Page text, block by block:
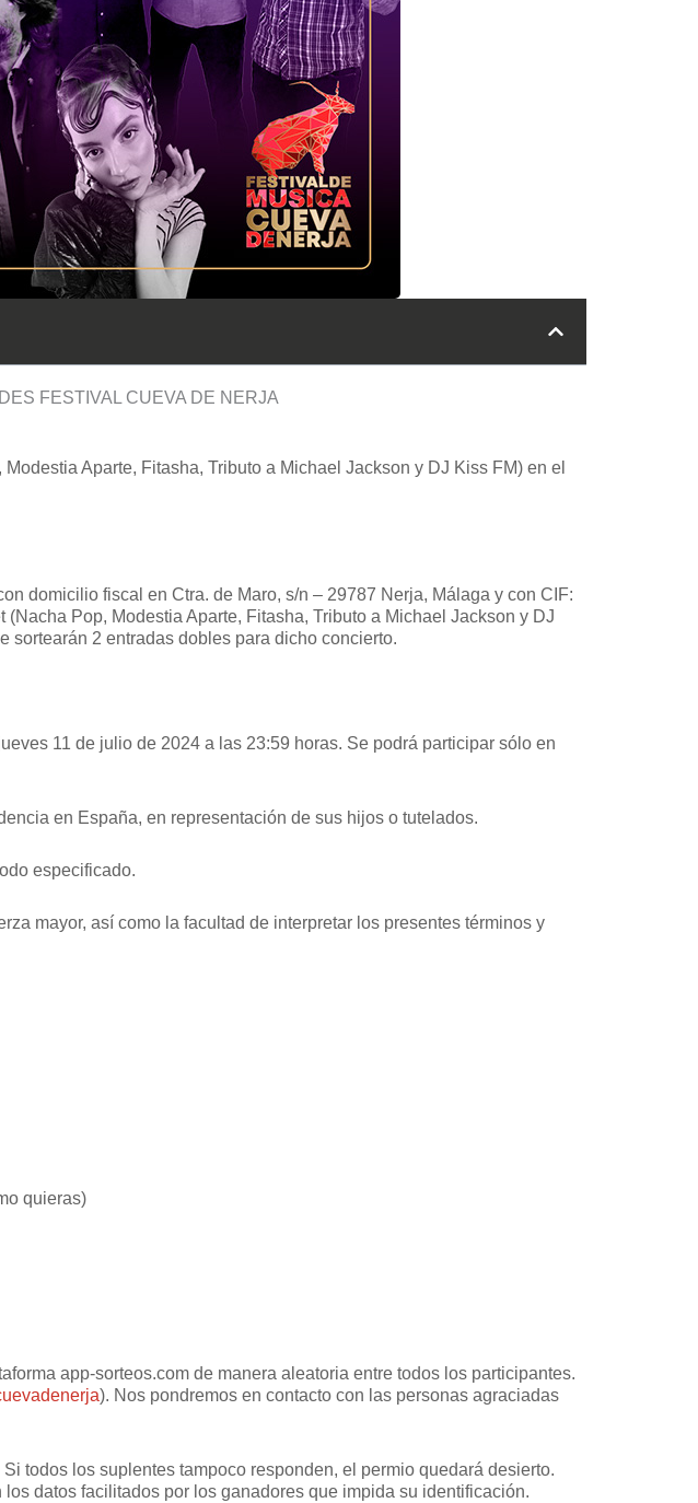
FESTIVAL CUEVA DE NERJA
Aparte, Fitasha, Tributo a Michael Jackson y DJ Kiss FM) en el
domicilio fiscal en Ctra. de Maro, s/n – 29787 Nerja, Málaga y con CIF:
Pop, Modestia Aparte, Fitasha, Tributo a Michael Jackson y DJ
sortearán 2 entradas dobles para dicho concierto.
11 de julio de 2024 a las 23:59 horas. Se podrá participar sólo en
en España, en representación de sus hijos o tutelados.
especificado.
mayor, así como la facultad de interpretar los presentes términos y
quieras)
app-sorteos.com de manera aleatoria entre todos los participantes.
). Nos pondremos en contacto con las personas agraciadas
todos los suplentes tampoco responden, el permio quedará desierto.
datos facilitados por los ganadores que impida su identificación.